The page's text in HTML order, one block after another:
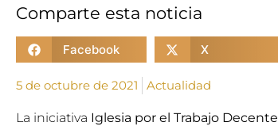
Comparte esta noticia
Facebook X
5 de octubre de 2021 Actualidad
La iniciativa Iglesia por el Trabajo Decente